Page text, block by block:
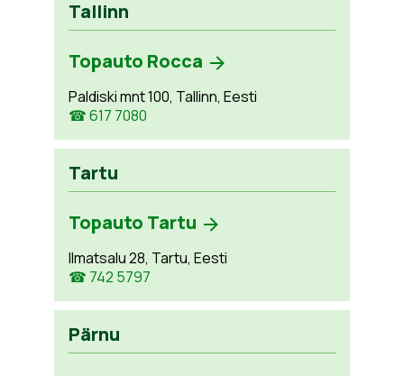
Tallinn
Topauto Rocca
Paldiski mnt 100, Tallinn, Eesti
☎ 617 7080
Tartu
Topauto Tartu
Ilmatsalu 28, Tartu, Eesti
☎ 742 5797
Pärnu